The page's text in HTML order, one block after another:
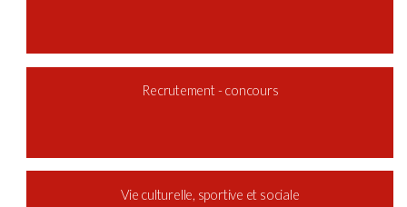
Recrutement - concours
Vie culturelle, sportive et sociale